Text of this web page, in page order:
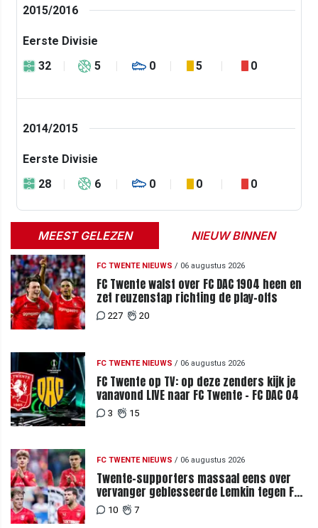
2015/2016
Eerste Divisie
32
5 0 5 0
2014/2015
Eerste Divisie
28
6 0 0 0
MEEST GELEZEN NIEUW BINNEN
FC TWENTE NIEUWS / 06 augustus 2026
FC Twente walst over FC DAC 1904 heen en
zet reuzenstap richting de play-offs
227 20
FC TWENTE NIEUWS / 06 augustus 2026
FC Twente op TV: op deze zenders kijk je
vanavond LIVE naar FC Twente - FC DAC 04
3 15
FC TWENTE NIEUWS / 06 augustus 2026
Twente-supporters massaal eens over
vervanger geblesseerde Lemkin tegen FC
DAC 04
10 7